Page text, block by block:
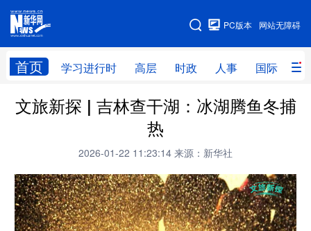
网站无障碍
PC版本
首页 学习进行时 高层 时政 人事 国际 财
网站地图
学习进行时 高层 时政 人事
全球连线
科技 科创 量子 体育
文化 书画 健康 军事
文旅新探 | 吉林查干湖：冰湖腾鱼冬捕
热
2026-01-22 11:23:14 来源：新华社